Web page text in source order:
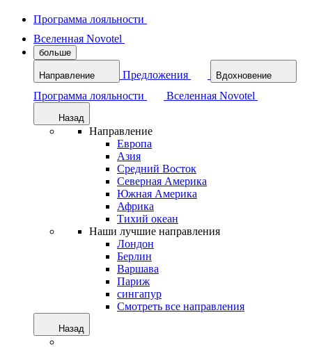
Программа лояльности
Вселенная Novotel
больше
Направление Предложения Вдохновение
Программа лояльности Вселенная Novotel
Назад
Направление
Европа
Азия
Средний Восток
Северная Америка
Южная Америка
Африка
Тихий океан
Наши лучшие направления
Лондон
Берлин
Варшава
Париж
сингапур
Смотреть все направления
Назад